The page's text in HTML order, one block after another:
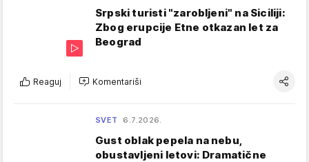
Srpski turisti "zarobljeni" na Siciliji:
Zbog erupcije Etne otkazan let za
Beograd
Reaguj Komentariši
SVET 6.7.2026.
Gust oblak pepela na nebu,
obustavljeni letovi: Dramatične